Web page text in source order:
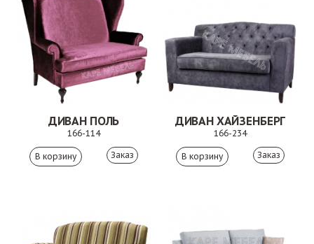
ДИВАН ПОЛЬ
166-114
Заказ
ДИВАН ХАЙЗЕНБЕРГ
166-234
Заказ